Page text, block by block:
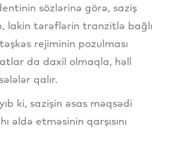
sözlərinə görə, saziş
lakin tərəflərin tranzitlə bağlı
rejiminin pozulması
da daxil olmaqla, həll
qalır.
ki, sazişin əsas məqsədi
əldə etməsinin qarşısını